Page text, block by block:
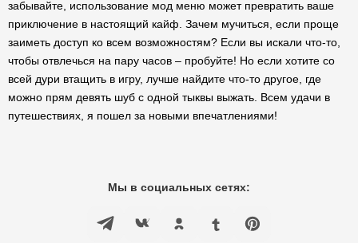
забывайте, использование мод меню может превратить ваше
приключение в настоящий кайф. Зачем мучиться, если проще
заиметь доступ ко всем возможностям? Если вы искали что-то,
чтобы отвлечься на пару часов – пробуйте! Но если хотите со
всей дури втащить в игру, лучше найдите что-то другое, где
можно прям девять шуб с одной тыквы выжать. Всем удачи в
путешествиях, я пошел за новыми впечатлениями!
Мы в социальных сетях: